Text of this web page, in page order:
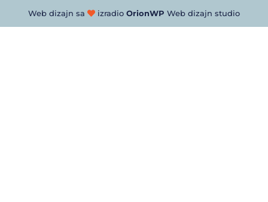
Web dizajn sa izradio OrionWP Web dizajn studio